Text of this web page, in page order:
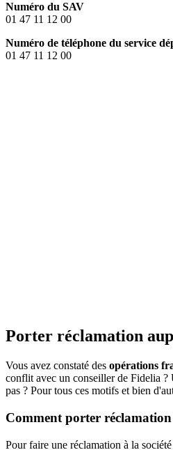
Numéro du SAV
01 47 11 12 00
Numéro de téléphone du service
01 47 11 12 00
Porter réclamation
Vous avez constaté des opérations
conflit avec un conseiller de Fidelia ?
pas ? Pour tous ces motifs et bien
Comment porter
Pour faire une réclamation à la